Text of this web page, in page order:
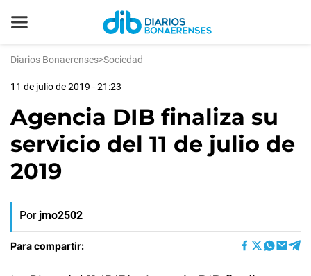
Diarios Bonaerenses>Sociedad
11 de julio de 2019 - 21:23
Agencia DIB finaliza su
servicio del 11 de julio de
2019
Por jmo2502
Para compartir: